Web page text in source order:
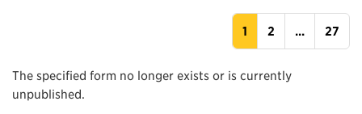
1 2 ... 27
The specified form no longer exists or is currently
unpublished.